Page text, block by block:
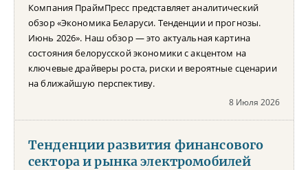
Компания ПраймПресс представляет аналитический
обзор «Экономика Беларуси. Тенденции и прогнозы.
Июнь 2026». Наш обзор — это актуальная картина
состояния белорусской экономики с акцентом на
ключевые драйверы роста, риски и вероятные сценарии
на ближайшую перспективу.
8 Июля 2026
Тенденции развития финансового
сектора и рынка электромобилей